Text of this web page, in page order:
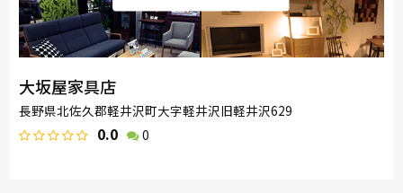
大坂屋家具店
長野県北佐久郡軽井沢町大字軽井沢旧軽井沢629
0.0 0